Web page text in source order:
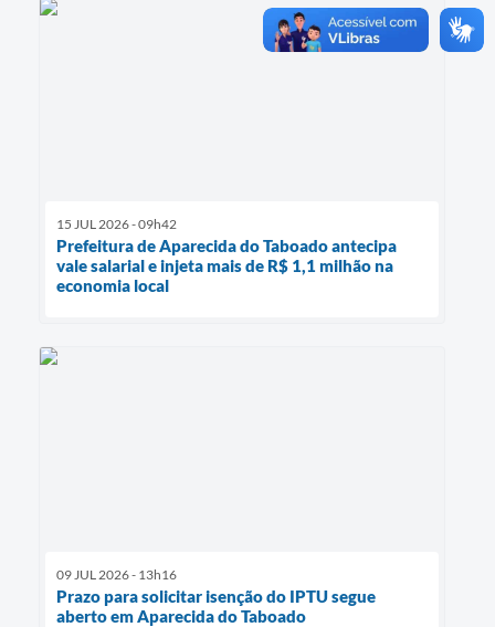
15 JUL 2026 - 09h42
Prefeitura de Aparecida do Taboado antecipa
vale salarial e injeta mais de R$ 1,1 milhão na
economia local
09 JUL 2026 - 13h16
Prazo para solicitar isenção do IPTU segue
aberto em Aparecida do Taboado